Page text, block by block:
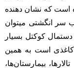
است که نشان دهنده
سر انگشتی میتوان
کوکتل بسیار
کاغذی است به همین
بیمارستان‌ها،